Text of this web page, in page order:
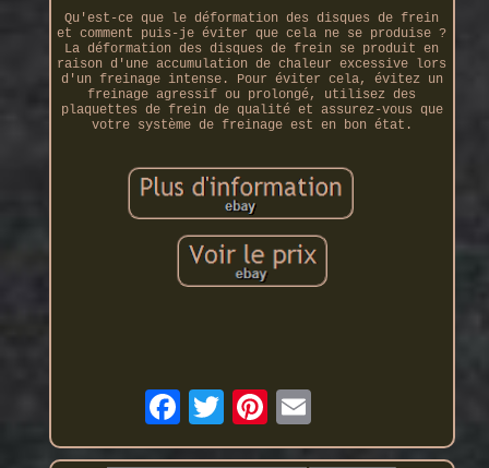
Qu'est-ce que le déformation des disques de frein
et comment puis-je éviter que cela ne se produise ?
La déformation des disques de frein se produit en
raison d'une accumulation de chaleur excessive lors
d'un freinage intense. Pour éviter cela, évitez un
freinage agressif ou prolongé, utilisez des
plaquettes de frein de qualité et assurez-vous que
votre système de freinage est en bon état.